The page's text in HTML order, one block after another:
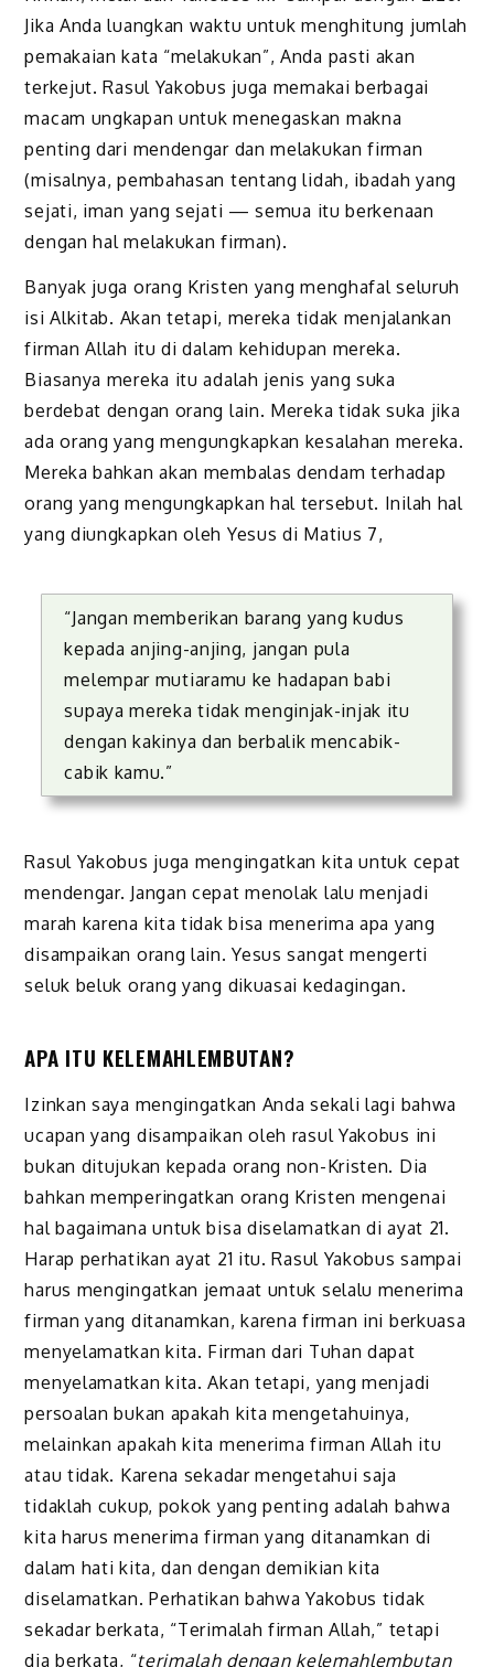
Jika Anda luangkan waktu untuk menghitung jumlah
pemakaian kata “melakukan”, Anda pasti akan
terkejut. Rasul Yakobus juga memakai berbagai
macam ungkapan untuk menegaskan makna
penting dari mendengar dan melakukan firman
(misalnya, pembahasan tentang lidah, ibadah yang
sejati, iman yang sejati — semua itu berkenaan
dengan hal melakukan firman).
Banyak juga orang Kristen yang menghafal seluruh
isi Alkitab. Akan tetapi, mereka tidak menjalankan
firman Allah itu di dalam kehidupan mereka.
Biasanya mereka itu adalah jenis yang suka
berdebat dengan orang lain. Mereka tidak suka jika
ada orang yang mengungkapkan kesalahan mereka.
Mereka bahkan akan membalas dendam terhadap
orang yang mengungkapkan hal tersebut. Inilah hal
yang diungkapkan oleh Yesus di Matius 7,
“Jangan memberikan barang yang kudus
kepada anjing-anjing, jangan pula
melempar mutiaramu ke hadapan babi
supaya mereka tidak menginjak-injak itu
dengan kakinya dan berbalik mencabik-
cabik kamu.”
Rasul Yakobus juga mengingatkan kita untuk cepat
mendengar. Jangan cepat menolak lalu menjadi
marah karena kita tidak bisa menerima apa yang
disampaikan orang lain. Yesus sangat mengerti
seluk beluk orang yang dikuasai kedagingan.
APA ITU KELEMAHLEMBUTAN?
Izinkan saya mengingatkan Anda sekali lagi bahwa
ucapan yang disampaikan oleh rasul Yakobus ini
bukan ditujukan kepada orang non-Kristen. Dia
bahkan memperingatkan orang Kristen mengenai
hal bagaimana untuk bisa diselamatkan di ayat 21.
Harap perhatikan ayat 21 itu. Rasul Yakobus sampai
harus mengingatkan jemaat untuk selalu menerima
firman yang ditanamkan, karena firman ini berkuasa
menyelamatkan kita. Firman dari Tuhan dapat
menyelamatkan kita. Akan tetapi, yang menjadi
persoalan bukan apakah kita mengetahuinya,
melainkan apakah kita menerima firman Allah itu
atau tidak. Karena sekadar mengetahui saja
tidaklah cukup, pokok yang penting adalah bahwa
kita harus menerima firman yang ditanamkan di
dalam hati kita, dan dengan demikian kita
diselamatkan. Perhatikan bahwa Yakobus tidak
sekadar berkata, “Terimalah firman Allah,” tetapi
dia berkata, “terimalah dengan kelemahlembutan